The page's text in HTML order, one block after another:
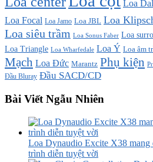
Loa
Loa Focal Loa Jamo Loa JBL Loa
Loa siêu trầm Loa Sonus Faber Loa
Loa Triangle Loa Wharfedale Loa Ý Loa âm
Mạch Loa Đức Marantz Phụ kiện
Đầu Bluray Đầu SACD/CD
Bài Viết Ngẫu Nhiên
Loa Dynaudio Excite X38 mang
trình diễn tuyệt vời